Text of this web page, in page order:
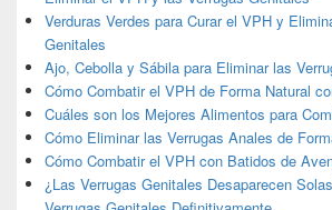
Verduras Verdes para Curar el VPH y
Genitales
Ajo, Cebolla y Sábila para Eliminar las
Cómo Combatir el VPH de Forma Natural
Cuáles son los Mejores Alimentos para
Cómo Eliminar las Verrugas Anales de
Cómo Combatir el VPH con Batidos de
¿Las Verrugas Genitales Desaparecen